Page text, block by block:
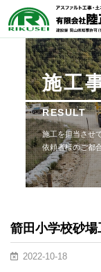
施工
RESULT
施工を担当させ
依頼者様のご都
箭田小学校砂場
2022-10-18